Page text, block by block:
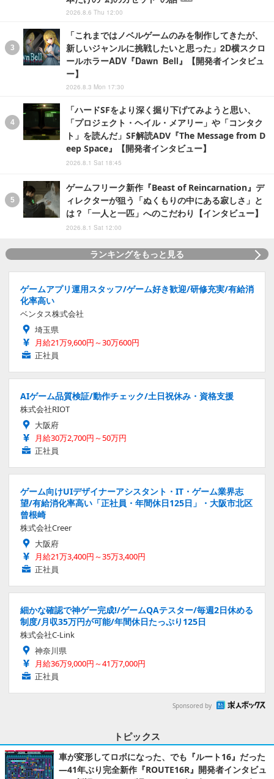
2026.8.6 Thu 12:00
「これまではノベルゲームのみを制作してきたが、
新しいジャンルに挑戦したいと思った」2D横スクロ
ールホラーADV『Dawn Bell』【開発者インタビュ
ー】
2026.8.3 Mon 17:30
「ハードSFをより深く掘り下げてみようと思い、
「プロジェクト・ヘイル・メアリー」や「コンタク
ト」を読んだ」SF解読ADV『The Message from D
eep Space』【開発者インタビュー】
2026.8.1 Sat 18:45
ゲームフリーク新作『Beast of Reincarnation』デ
ィレクターが狙う「ぬくもりの中にある寂しさ」と
は？「一人と一匹」へのこだわり【インタビュー】
2026.8.1 Sat 12:00
ランキングをもっと見る
ゲームアプリ運用スタッフ/ゲーム好き歓迎/研修充実/有給消
化率高い
ベンタス株式会社
埼玉県
月給21万9,600円～30万600円
正社員
AIゲーム品質検証/動作チェック/土日祝休み・資格支援
株式会社RIOT
大阪府
月給30万2,700円～50万円
正社員
ゲーム向けUIデザイナーアシスタント・IT・ゲーム業界志
望/有給消化率高い「正社員・年間休日125日」・大阪市北区
曾根崎
株式会社Creer
大阪府
月給21万3,400円～35万3,400円
正社員
細かな確認で神ゲー完成!/ゲームQAテスター/毎週2日休める
制度/月収35万円が可能/年間休日たっぷり125日
株式会社C-Link
神奈川県
月給36万9,000円～41万7,000円
正社員
Sponsored by
トピックス
車が変形してロボになった、でも『ルート16』だった
―41年ぶり完全新作『ROUTE16R』開発者インタビュ